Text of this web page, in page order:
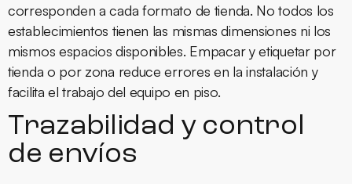
corresponden a cada formato de tienda. No todos los
establecimientos tienen las mismas dimensiones ni los
mismos espacios disponibles. Empacar y etiquetar por
tienda o por zona reduce errores en la instalación y
facilita el trabajo del equipo en piso.
Trazabilidad y control
de envíos